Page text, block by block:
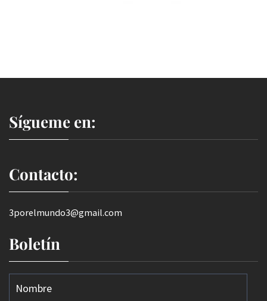
Sígueme en:
Contacto:
3porelmundo3@gmail.com
Boletín